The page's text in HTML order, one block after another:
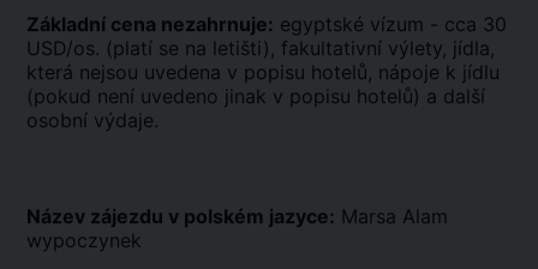
Základní cena nezahrnuje: egyptské vízum - cca 30
USD/os. (platí se na letišti), fakultativní výlety, jídla,
která nejsou uvedena v popisu hotelů, nápoje k jídlu
(pokud není uvedeno jinak v popisu hotelů) a další
osobní výdaje.
Název zájezdu v polském jazyce: Marsa Alam
wypoczynek